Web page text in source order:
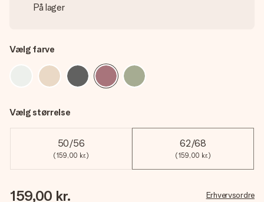
På lager
Vælg farve
Vælg størrelse
50/56
(159,00 kr.)
62/68
(159,00 kr.)
159,00 kr. Erhvervsordre